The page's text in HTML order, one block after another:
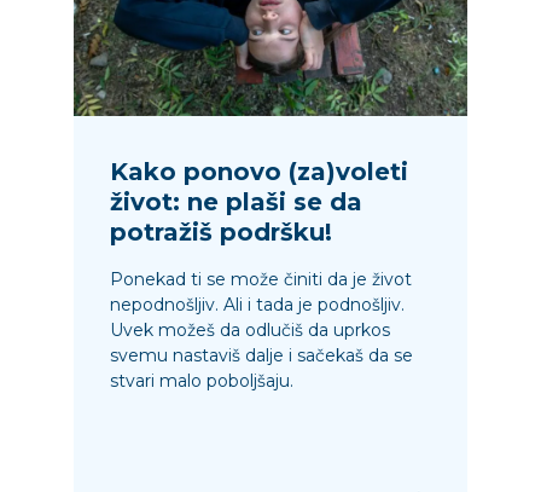
Kako ponovo (za)voleti
život: ne plaši se da
potražiš podršku!
Ponekad ti se može činiti da je život
nepodnošljiv. Ali i tada je podnošljiv.
Uvek možeš da odlučiš da uprkos
svemu nastaviš dalje i sačekaš da se
stvari malo poboljšaju.